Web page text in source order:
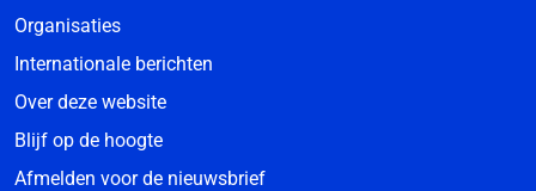
Organisaties
Internationale berichten
Over deze website
Blijf op de hoogte
Afmelden voor de nieuwsbrief